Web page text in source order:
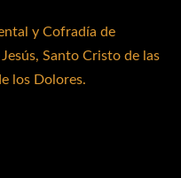
y Cofradía de
Santo Cristo de las
los Dolores.